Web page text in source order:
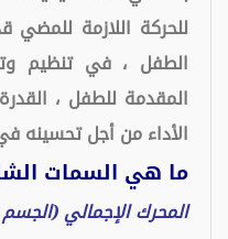
للحركة اللازمة للمضي
الطفل ، في تنظيم
المقدمة للطفل ،
الأداء من أجل تحسينه
ما هي السمات
المحرك الإجمالي